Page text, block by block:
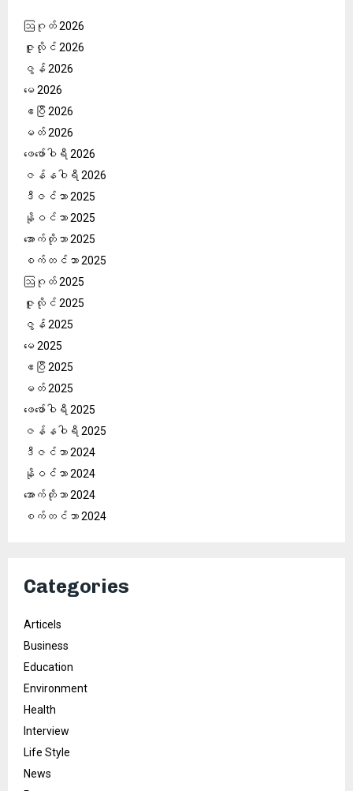
ဩဂုတ် 2026
ဇူလိုင် 2026
ဇွန် 2026
မေ 2026
ဧပြီ 2026
မတ် 2026
ဖေ‌ဖော်ဝါရီ 2026
ဇန်နဝါရီ 2026
ဒီဇင်ဘာ 2025
နိုဝင်ဘာ 2025
အောက်တိုဘာ 2025
စက်တင်ဘာ 2025
ဩဂုတ် 2025
ဇူလိုင် 2025
ဇွန် 2025
မေ 2025
ဧပြီ 2025
မတ် 2025
ဖေ‌ဖော်ဝါရီ 2025
ဇန်နဝါရီ 2025
ဒီဇင်ဘာ 2024
နိုဝင်ဘာ 2024
အောက်တိုဘာ 2024
စက်တင်ဘာ 2024
Categories
Articels
Business
Education
Environment
Health
Interview
Life Style
News